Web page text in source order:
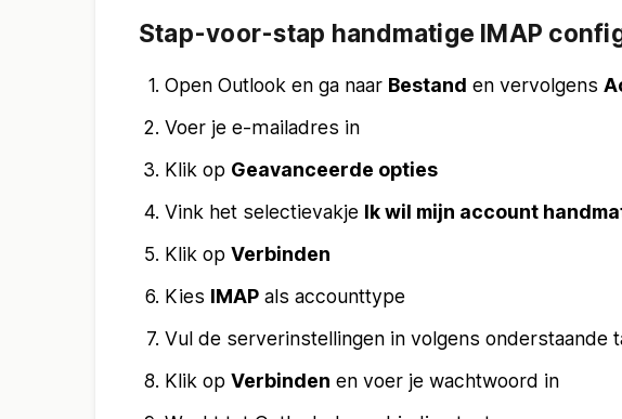
Stap-voor-stap handmatige IMAP
Open Outlook en ga naar Bestand en vervolgens
Voer je e-mailadres in
Klik op Geavanceerde opties
Vink het selectievakje Ik wil mijn account
Klik op Verbinden
Kies IMAP als accounttype
Vul de serverinstellingen in volgens onderstaande
Klik op Verbinden en voer je wachtwoord in